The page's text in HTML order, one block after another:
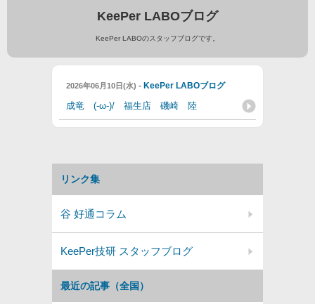
KeePer LABOブログ
KeePer LABOのスタッフブログです。
2026年06月10日(水) - KeePer LABOブログ
成竜 (-ω-)/ 福生店 磯崎 陸
最近の記事（全国）
リンク集
谷 好通コラム
KeePer技研 スタッフブログ